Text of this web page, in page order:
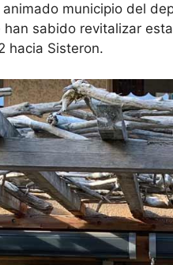
animado municipio del
sabido revitalizar
hacia Sisteron.